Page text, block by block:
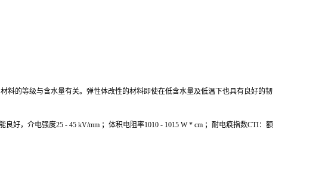
料的等级与含水量有关。弹性体改性的材料即使在低含水量及低温下也具有良好的韧
好，介电强度25 - 45 kV/mm ；体积电阻率1010 - 1015 W * cm ；耐电痕指数CTI：额